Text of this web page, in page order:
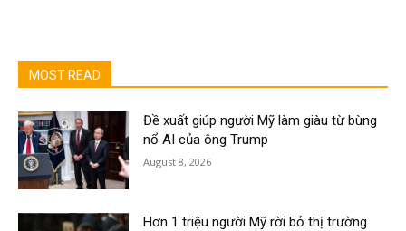
MOST READ
Đề xuất giúp người Mỹ làm giàu từ bùng
nổ AI của ông Trump
August 8, 2026
Hơn 1 triệu người Mỹ rời bỏ thị trường